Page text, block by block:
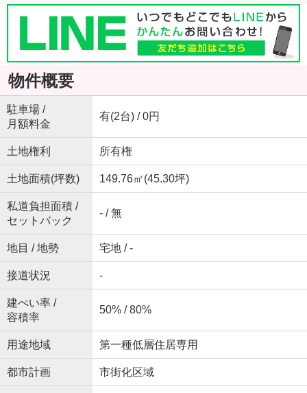
物件概要
駐車場 /
月額料金
有(2台) / 0円
土地権利 所有権
土地面積(坪数) 149.76㎡(45.30坪)
私道負担面積 /
セットバック
- / 無
地目 / 地勢 宅地 / -
接道状況 -
建ぺい率 /
容積率
50% / 80%
用途地域 第一種低層住居専用
都市計画 市街化区域